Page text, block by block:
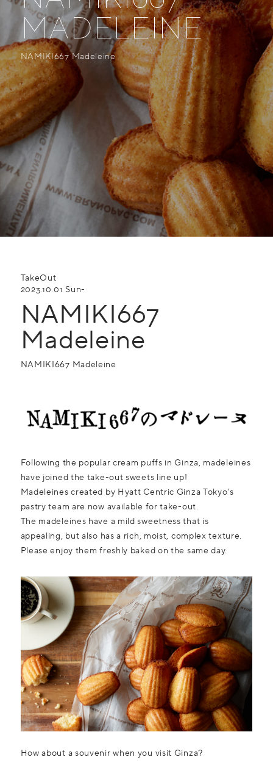
2019 HYATT CORPORATION
MADELEINE
NAMIKI667 Madeleine
TakeOut
2023.10.01 Sun-
NAMIKI667
Madeleine
NAMIKI667 Madeleine
Following the popular cream puffs in Ginza, madeleines
have joined the take-out sweets line up!
Madeleines created by Hyatt Centric Ginza Tokyo's
pastry team are now available for take-out.
The madeleines have a mild sweetness that is
appealing, but also has a rich, moist, complex texture.
Please enjoy them freshly baked on the same day.
How about a souvenir when you visit Ginza?